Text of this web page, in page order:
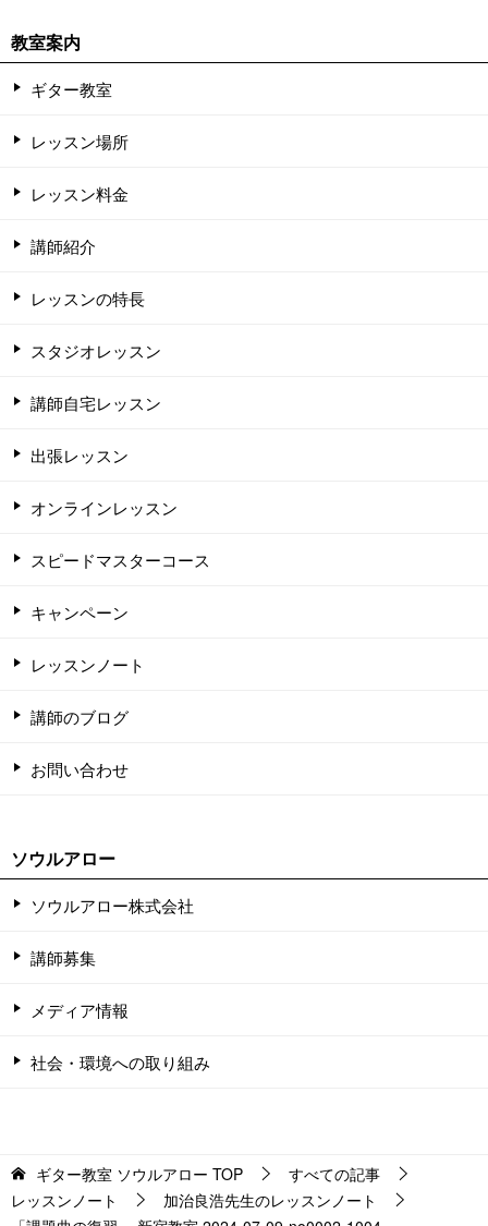
教室案内
ギター教室
レッスン場所
レッスン料金
講師紹介
レッスンの特長
スタジオレッスン
講師自宅レッスン
出張レッスン
オンラインレッスン
スピードマスターコース
キャンペーン
レッスンノート
講師のブログ
お問い合わせ
ソウルアロー
ソウルアロー株式会社
講師募集
メディア情報
社会・環境への取り組み
ギター教室 ソウルアロー TOP
すべての記事
レッスンノート
加治良浩先生のレッスンノート